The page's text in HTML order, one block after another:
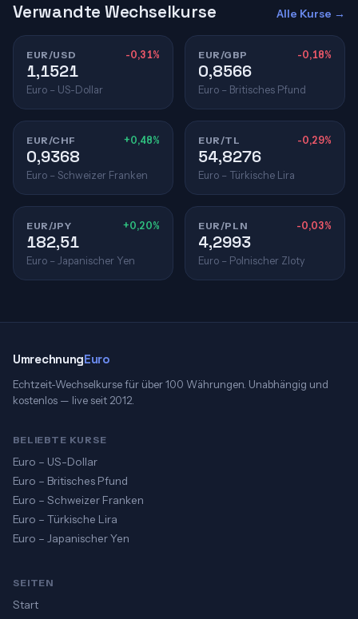
Verwandte Wechselkurse Alle Kurse →
EUR/USD -0,31%
1,1521
Euro – US-Dollar
EUR/GBP -0,18%
0,8566
Euro – Britisches Pfund
EUR/CHF +0,48%
0,9368
Euro – Schweizer Franken
EUR/TL -0,29%
54,8276
Euro – Türkische Lira
EUR/JPY +0,20%
182,51
Euro – Japanischer Yen
EUR/PLN -0,03%
4,2993
Euro – Polnischer Zloty
UmrechnungEuro
Echtzeit-Wechselkurse für über 100 Währungen. Unabhängig und
kostenlos — live seit 2012.
BELIEBTE KURSE
Euro – US-Dollar
Euro – Britisches Pfund
Euro – Schweizer Franken
Euro – Türkische Lira
Euro – Japanischer Yen
SEITEN
Start